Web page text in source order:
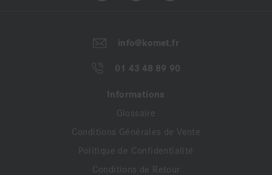
info@komet.fr
01 43 48 89 90
Informations
Glossaire
Conditions Générales de Vente
Politique de Confidentialité
Conditions de Retour